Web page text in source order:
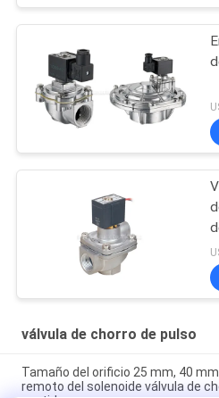
válvula de chorro de pulso
Tamaño del orificio 25 mm, 40 mm
remoto del solenoide válvula de